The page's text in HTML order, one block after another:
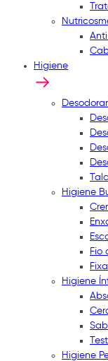
Higiene
Higiene
Fio
Higiene
Higiene